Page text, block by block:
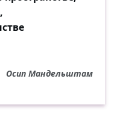
Осип Мандельштам